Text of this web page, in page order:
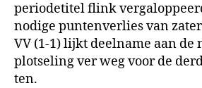
periodeti­tel flink
nodige puntenverlies van
VV (1-1) lijkt deelname aan de
plotseling ver weg voor de
ten.